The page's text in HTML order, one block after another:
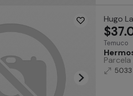
Hugo
Temuco